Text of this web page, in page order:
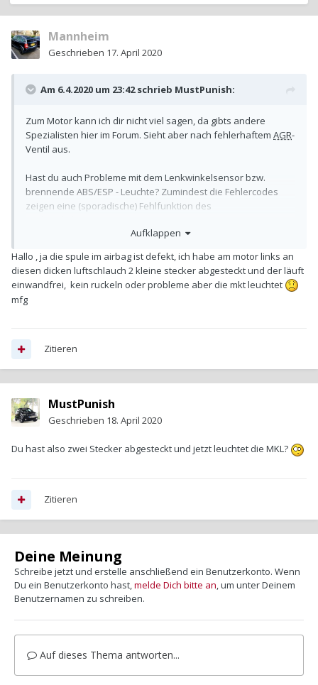
Mannheim
Geschrieben 17. April 2020
Am 6.4.2020 um 23:42 schrieb MustPunish:
Zum Motor kann ich dir nicht viel sagen, da gibts andere
Spezialisten hier im Forum. Sieht aber nach fehlerhaftem AGR-
Ventil aus.
Hast du auch Probleme mit dem Lenkwinkelsensor bzw.
brennende ABS/ESP - Leuchte? Zumindest die Fehlercodes
zeigen eine (sporadische) Fehlfunktion des
Aufklappen
Hallo , ja die spule im airbag ist defekt, ich habe am motor links an
diesen dicken luftschlauch 2 kleine stecker abgesteckt und der läuft
einwandfrei, kein ruckeln oder probleme aber die mkt leuchtet
mfg
Zitieren
MustPunish
Geschrieben 18. April 2020
Du hast also zwei Stecker abgesteckt und jetzt leuchtet die MKL?
Zitieren
Deine Meinung
Schreibe jetzt und erstelle anschließend ein Benutzerkonto. Wenn
Du ein Benutzerkonto hast,melde Dich bitte an, um unter Deinem
Benutzernamen zu schreiben.
Auf dieses Thema antworten...